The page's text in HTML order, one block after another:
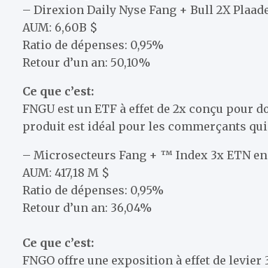
– Direxion Daily Nyse Fang + Bull 2X
AUM: 6,60B $
Ratio de dépenses: 0,95%
Retour d’un an: 50,10%
Ce que c’est:
FNGU est un ETF à effet de 2x conçu pour
produit est idéal pour les commerçants
– Microsecteurs Fang + ™ Index 3x ETN en
AUM: 417,18 M $
Ratio de dépenses: 0,95%
Retour d’un an: 36,04%
Ce que c’est:
FNGO offre une exposition à effet de